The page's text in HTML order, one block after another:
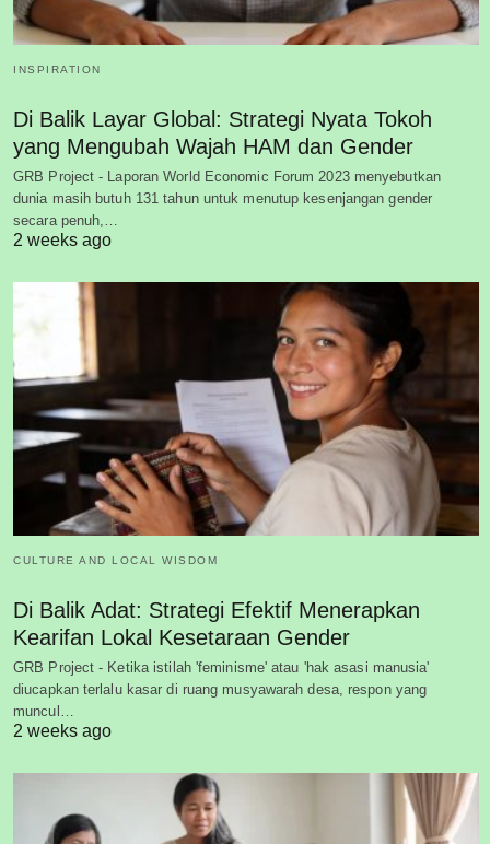
INSPIRATION
Di Balik Layar Global: Strategi Nyata Tokoh
yang Mengubah Wajah HAM dan Gender
GRB Project - Laporan World Economic Forum 2023 menyebutkan
dunia masih butuh 131 tahun untuk menutup kesenjangan gender
secara penuh,…
2 weeks ago
CULTURE AND LOCAL WISDOM
Di Balik Adat: Strategi Efektif Menerapkan
Kearifan Lokal Kesetaraan Gender
GRB Project - Ketika istilah 'feminisme' atau 'hak asasi manusia'
diucapkan terlalu kasar di ruang musyawarah desa, respon yang
muncul…
2 weeks ago